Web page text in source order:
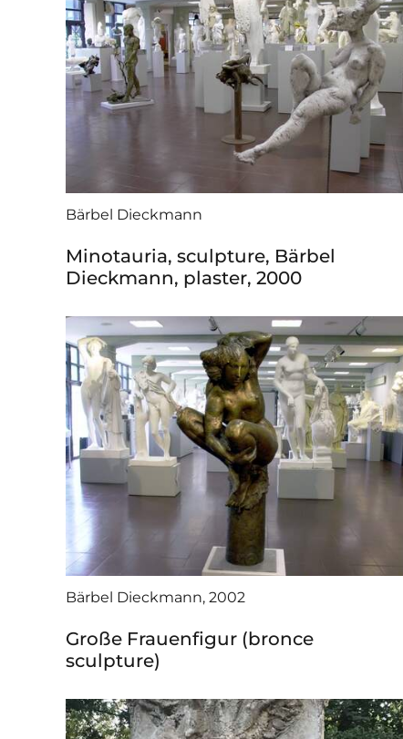
Bärbel Dieckmann
Minotauria, sculpture, Bärbel
Dieckmann, plaster, 2000
Bärbel Dieckmann, 2002
Große Frauenfigur (bronce
sculpture)